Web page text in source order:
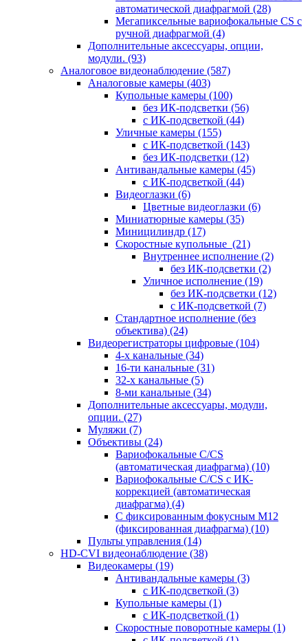
автоматической диафрагмой (28)
Мегапиксельные вариофокальные CS c
ручной диафрагмой (4)
Дополнительные аксессуары, опции,
модули. (93)
Аналоговое видеонаблюдение (587)
Аналоговые камеры (403)
Купольные камеры (100)
без ИК-подсветки (56)
с ИК-подсветкой (44)
Уличные камеры (155)
с ИК-подсветкой (143)
без ИК-подсветки (12)
Антивандальные камеры (45)
с ИК-подсветкой (44)
Видеоглазки (6)
Цветные видеоглазки (6)
Миниатюрные камеры (35)
Миницилиндр (17)
Скоростные купольные (21)
Внутреннее исполнение (2)
без ИК-подсветки (2)
Уличное исполнение (19)
без ИК-подсветки (12)
с ИК-подсветкой (7)
Стандартное исполнение (без
объектива) (24)
Видеорегистраторы цифровые (104)
4-х канальные (34)
16-ти канальные (31)
32-х канальные (5)
8-ми канальные (34)
Дополнительные аксессуары, модули,
опции. (27)
Муляжи (7)
Объективы (24)
Вариофокальные C/CS
(автоматическая диафрагма) (10)
Вариофокальные C/CS с ИК-
коррекцией (автоматическая
диафрагма) (4)
С фиксированным фокусным М12
(фиксированная диафрагма) (10)
Пульты управления (14)
HD-CVI видеонаблюдение (38)
Видеокамеры (19)
Антивандальные камеры (3)
с ИК-подсветкой (3)
Купольные камеры (1)
с ИК-подсветкой (1)
Скоростные поворотные камеры (1)